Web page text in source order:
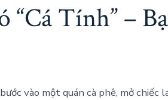
“Cá Tính” –
vào một quán cà phê, mở chiếc